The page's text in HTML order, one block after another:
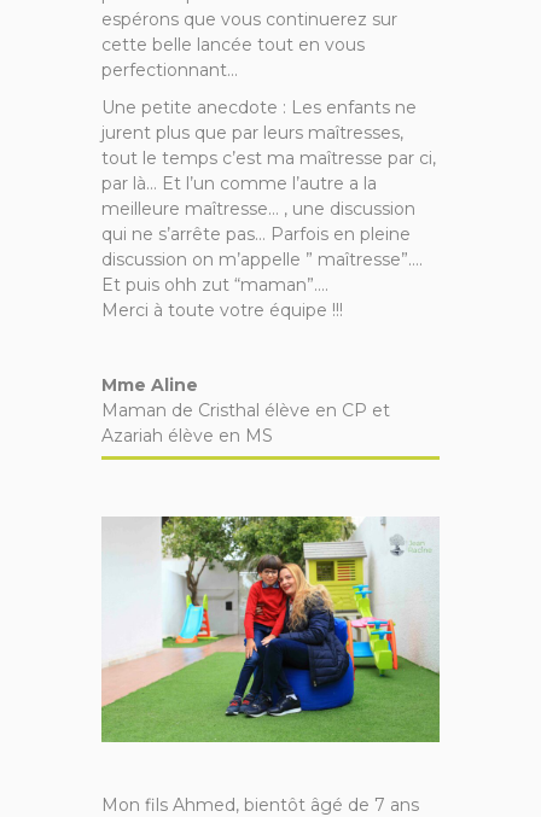
espérons que vous continuerez sur
cette belle lancée tout en vous
perfectionnant…
Une petite anecdote : Les enfants ne
jurent plus que par leurs maîtresses,
tout le temps c’est ma maîtresse par ci,
par là… Et l’un comme l’autre a la
meilleure maîtresse… , une discussion
qui ne s’arrête pas… Parfois en pleine
discussion on m’appelle ” maîtresse”….
Et puis ohh zut “maman”….
Merci à toute votre équipe !!!
Mme Aline
Maman de Cristhal élève en CP et
Azariah élève en MS
Mon fils Ahmed, bientôt âgé de 7 ans